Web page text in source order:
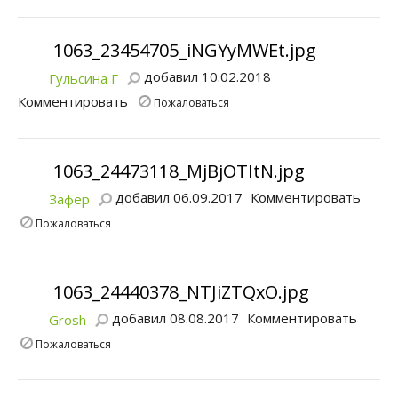
1063_23454705_iNGYyMWEt.jpg
Гульсина Г
добавил 10.02.2018
Комментировать
Пожаловаться
1063_24473118_MjBjOTItN.jpg
Зафер добавил 06.09.2017 Комментировать
Пожаловаться
1063_24440378_NTJiZTQxO.jpg
Grosh добавил 08.08.2017 Комментировать
Пожаловаться